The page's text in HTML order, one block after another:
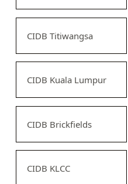
CIDB Titiwangsa
CIDB Kuala Lumpur
CIDB Brickfields
CIDB KLCC